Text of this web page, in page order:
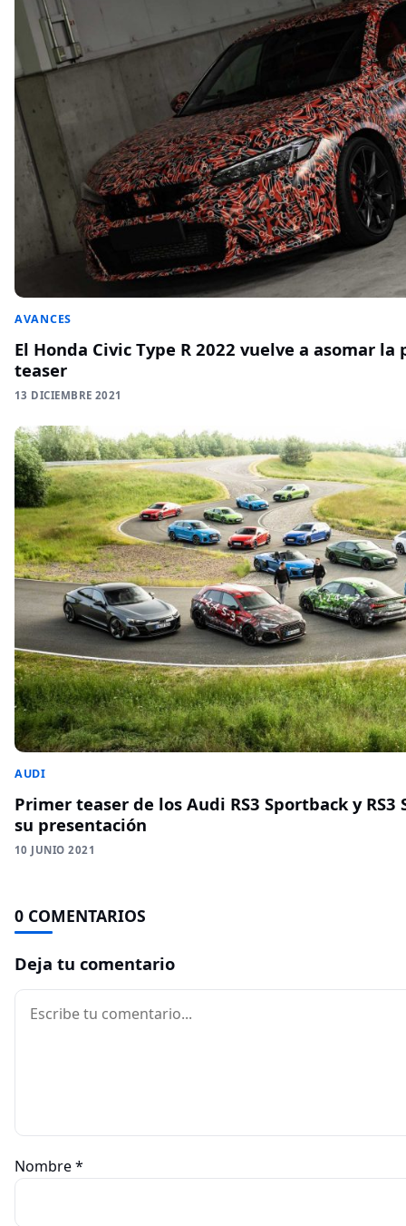
AVANCES
El Honda Civic Type R 2022 vuelve a asomar
teaser
13 DICIEMBRE 2021
AUDI
Primer teaser de los Audi RS3 Sportback y RS3
su presentación
10 JUNIO 2021
0 COMENTARIOS
Deja tu comentario
Comentario
Nombre*